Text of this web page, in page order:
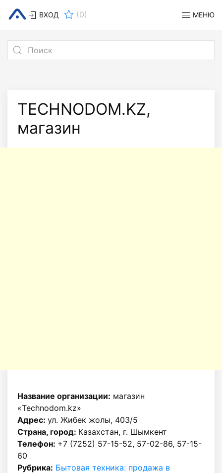
ВХОД (0) МЕНЮ
TECHNODOM.KZ,
магазин
Название организации: магазин
«Technodom.kz»
Адрес: ул. Жибек жолы, 403/5
Страна, город: Казахстан, г. Шымкент
Телефон: +7 (7252) 57-15-52, 57-02-86, 57-15-
60
Рубрика: Бытовая техника: продажа в